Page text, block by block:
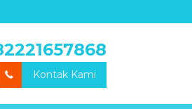
Kontak Kami